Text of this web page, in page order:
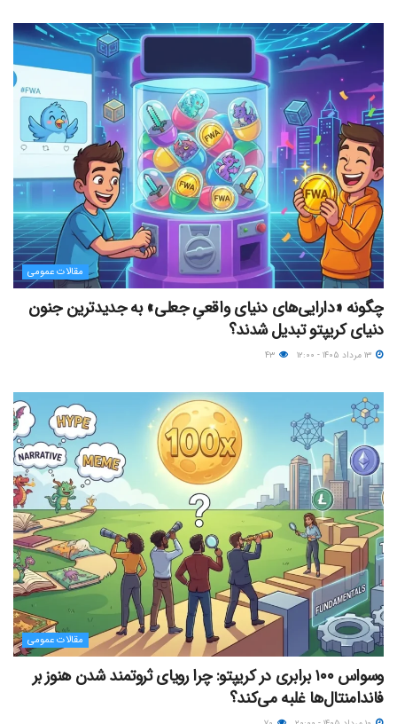
مقالات عمومی
چگونه «دارایی‌های دنیای واقعیِ جعلی» به جدیدترین جنون
دنیای کریپتو تبدیل شدند؟
مقالات عمومی
وسواس ۱۰۰ برابری در کریپتو: چرا رویای ثروتمند شدن هنوز بر
فاندامنتال‌ها غلبه می‌کند؟